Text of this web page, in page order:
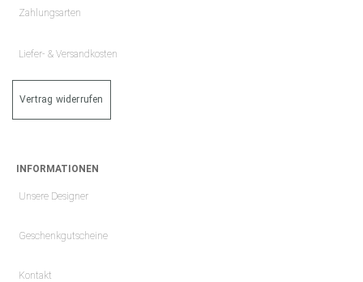
Zahlungsarten
Liefer- & Versandkosten
Vertrag widerrufen
INFORMATIONEN
Unsere Designer
Geschenkgutscheine
Kontakt